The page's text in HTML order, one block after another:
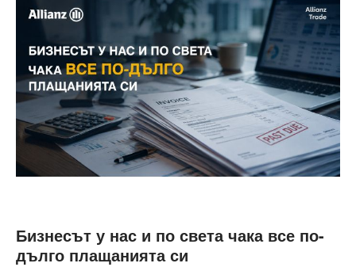
Бизнесът у нас и по света чака все по-
дълго плащанията си